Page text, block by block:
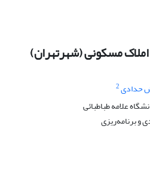
مسکونی (‌شهرتهران)‌
حدادی2
علامه طباطبائی
برنامه‌ریزی